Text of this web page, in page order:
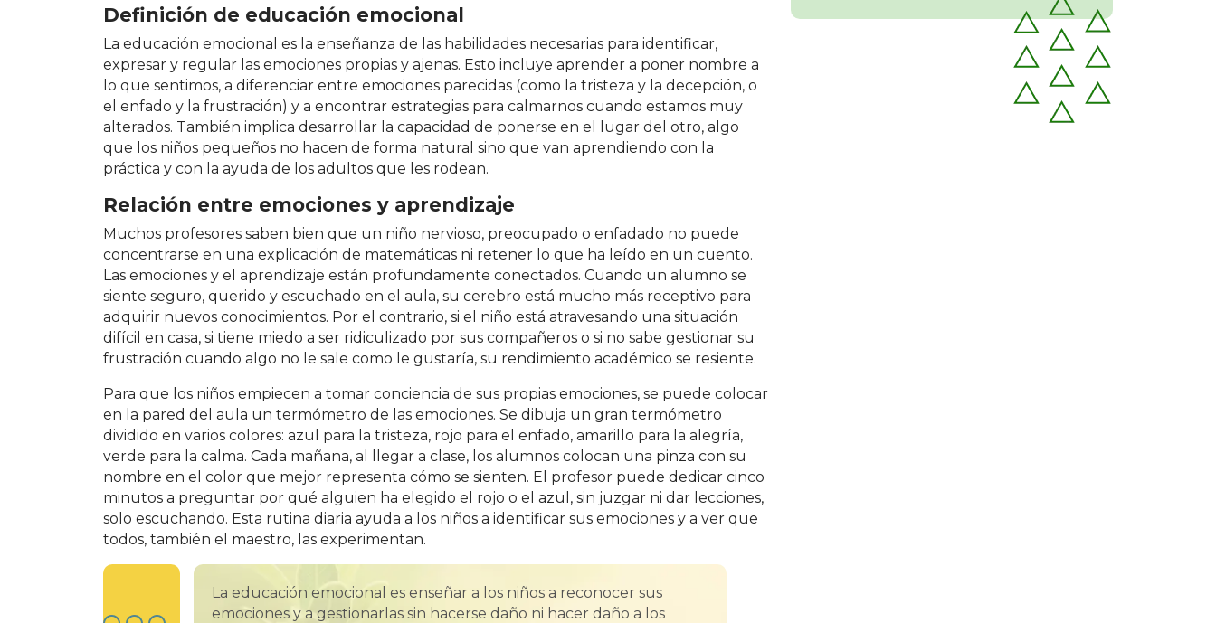
Definición de educación emocional
La educación emocional es la enseñanza de las habilidades necesarias para identificar,
expresar y regular las emociones propias y ajenas. Esto incluye aprender a poner nombre a
lo que sentimos, a diferenciar entre emociones parecidas (como la tristeza y la decepción, o
el enfado y la frustración) y a encontrar estrategias para calmarnos cuando estamos muy
alterados. También implica desarrollar la capacidad de ponerse en el lugar del otro, algo
que los niños pequeños no hacen de forma natural sino que van aprendiendo con la
práctica y con la ayuda de los adultos que les rodean.
Relación entre emociones y aprendizaje
Muchos profesores saben bien que un niño nervioso, preocupado o enfadado no puede
concentrarse en una explicación de matemáticas ni retener lo que ha leído en un cuento.
Las emociones y el aprendizaje están profundamente conectados. Cuando un alumno se
siente seguro, querido y escuchado en el aula, su cerebro está mucho más receptivo para
adquirir nuevos conocimientos. Por el contrario, si el niño está atravesando una situación
difícil en casa, si tiene miedo a ser ridiculizado por sus compañeros o si no sabe gestionar su
frustración cuando algo no le sale como le gustaría, su rendimiento académico se resiente.
Para que los niños empiecen a tomar conciencia de sus propias emociones, se puede colocar
en la pared del aula un termómetro de las emociones. Se dibuja un gran termómetro
dividido en varios colores: azul para la tristeza, rojo para el enfado, amarillo para la alegría,
verde para la calma. Cada mañana, al llegar a clase, los alumnos colocan una pinza con su
nombre en el color que mejor representa cómo se sienten. El profesor puede dedicar cinco
minutos a preguntar por qué alguien ha elegido el rojo o el azul, sin juzgar ni dar lecciones,
solo escuchando. Esta rutina diaria ayuda a los niños a identificar sus emociones y a ver que
todos, también el maestro, las experimentan.
La educación emocional es enseñar a los niños a reconocer sus
emociones y a gestionarlas sin hacerse daño ni hacer daño a los